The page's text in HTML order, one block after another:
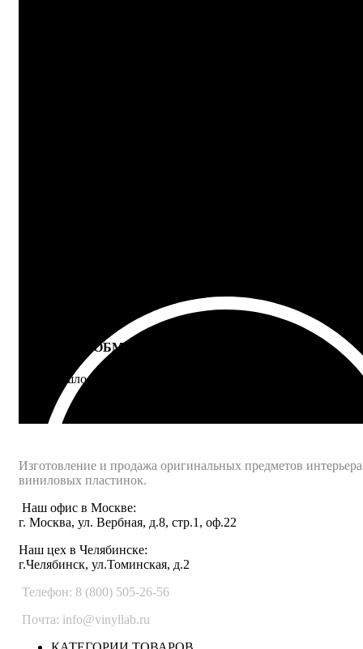
ВОЗВРАТ И ОБМЕН
Не подошло - вернем деньги
Изготовление и продажа оригинальных предметов
виниловых пластинок.
Наш офис в Москве:
г. Москва, ул. Вербная, д.8, стр.1, оф.22
Наш цех в Челябинске:
г.Челябинск, ул.Томинская, д.2
Телефон: 8 (800) 505-26-56
Почта: info@vinyllab.ru